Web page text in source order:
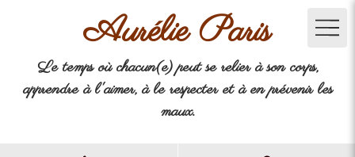
Aurélie Paris
Le temps où chacun(e) peut se relier à son corps,
apprendre à l'aimer, à le respecter et à en prévenir les
maux.